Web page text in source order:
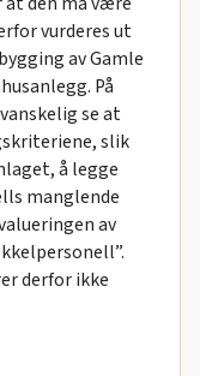
vurderes ut
av Gamle
På
se at
slik
å legge
manglende
av
derfor ikke